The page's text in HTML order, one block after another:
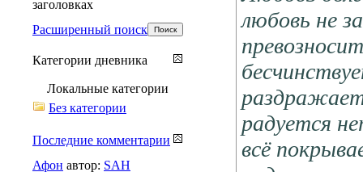
любовь не
радуется
всё
заголовках
Расширенный поиск
Категории дневника
Локальные категории
Без категории
Последние комментарии
Афон автор: SAH